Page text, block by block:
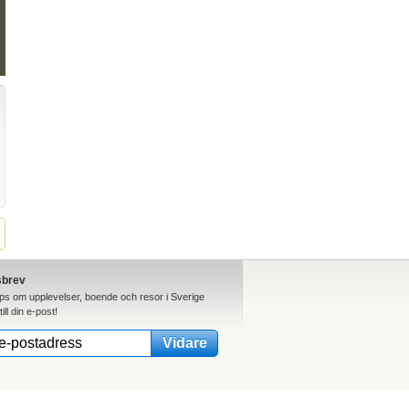
om upplevelser, boende och resor i Sverige
din e-post!